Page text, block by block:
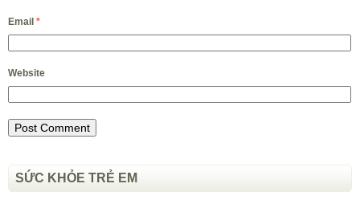
Email *
Website
SỨC KHỎE TRẺ EM